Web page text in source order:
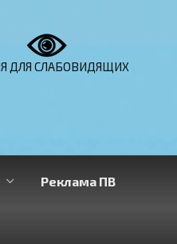
ДЛЯ СЛАБОВИДЯЩИХ
Реклама ПВ